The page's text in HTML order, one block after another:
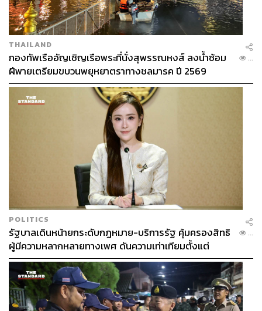
THAILAND
กองทัพเรืออัญเชิญเรือพระที่นั่งสุพรรณหงส์ ลงน้ำซ้อม
ฝีพายเตรียมขบวนพยุหยาตราทางชลมารค ปี 2569
...
POLITICS
รัฐบาลเดินหน้ายกระดับกฎหมาย-บริการรัฐ คุ้มครองสิทธิ
ผู้มีความหลากหลายทางเพศ ดันความเท่าเทียมตั้งแต่
หลักสูตรในห้องเรียนถึงที่ทำงาน
...